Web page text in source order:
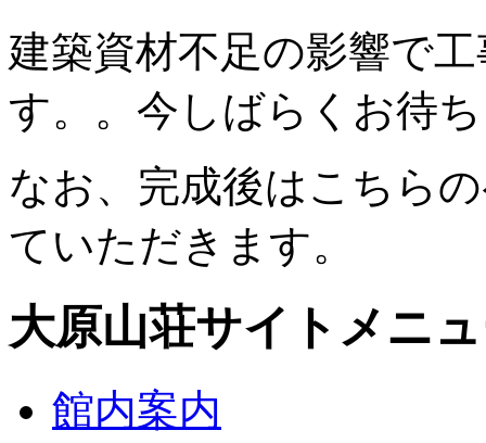
建築資材不足の影響で
す。。今しばらくお待
なお、完成後はこちら
ていただきます。
大原山荘サイトメニ
館内案内